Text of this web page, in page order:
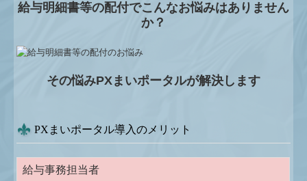
給与明細書等の配付でこんなお悩みはありません
か？
その悩みPXまいポータルが解決します
PXまいポータル導入のメリット
給与事務担当者